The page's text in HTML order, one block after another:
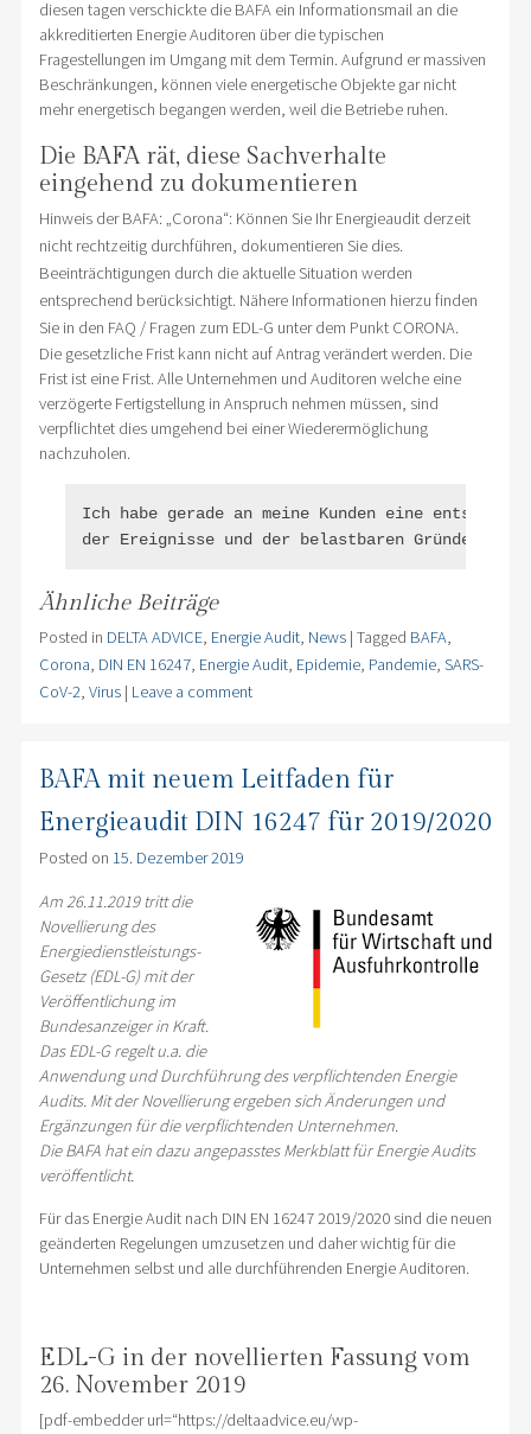
diesen tagen verschickte die BAFA ein Informationsmail an die
akkreditierten Energie Auditoren über die typischen
Fragestellungen im Umgang mit dem Termin. Aufgrund er massiven
Beschränkungen, können viele energetische Objekte gar nicht
mehr energetisch begangen werden, weil die Betriebe ruhen.
Die BAFA rät, diese Sachverhalte
eingehend zu dokumentieren
Hinweis der BAFA: „Corona“: Können Sie Ihr Energieaudit derzeit
nicht rechtzeitig durchführen, dokumentieren Sie dies.
Beeinträchtigungen durch die aktuelle Situation werden
entsprechend berücksichtigt. Nähere Informationen hierzu finden
Sie in den FAQ / Fragen zum EDL-G unter dem Punkt CORONA.
Die gesetzliche Frist kann nicht auf Antrag verändert werden. Die
Frist ist eine Frist. Alle Unternehmen und Auditoren welche eine
verzögerte Fertigstellung in Anspruch nehmen müssen, sind
verpflichtet dies umgehend bei einer Wiederermöglichung
nachzuholen.
Ich habe gerade an meine Kunden eine
Ähnliche Beiträge
Posted in DELTA ADVICE, Energie Audit, News | Tagged BAFA,
Corona, DIN EN 16247, Energie Audit, Epidemie, Pandemie, SARS-
CoV-2, Virus | Leave a comment
BAFA mit neuem Leitfaden für
Energieaudit DIN 16247 für 2019/2020
Posted on 15. Dezember 2019
Am 26.11.2019 tritt die
Novellierung des
Energiedienstleistungs-
Gesetz (EDL-G) mit der
Veröffentlichung im
Bundesanzeiger in Kraft.
Das EDL-G regelt u.a. die
Anwendung und Durchführung des verpflichtenden Energie
Audits. Mit der Novellierung ergeben sich Änderungen und
Ergänzungen für die verpflichtenden Unternehmen.
Die BAFA hat ein dazu angepasstes Merkblatt für Energie Audits
veröffentlicht.
Für das Energie Audit nach DIN EN 16247 2019/2020 sind die neuen
geänderten Regelungen umzusetzen und daher wichtig für die
Unternehmen selbst und alle durchführenden Energie Auditoren.
EDL-G in der novellierten Fassung vom
26. November 2019
[pdf-embedder url=“https://deltaadvice.eu/wp-